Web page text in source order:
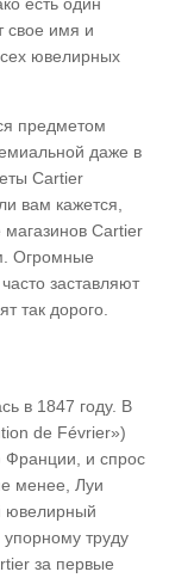
свое имя и
ювелирных
предметом
даже в
Cartier
вам кажется,
Cartier
Огромные
заставляют
так дорого.
в 1847 году. В
de Février»)
Франции, и спрос
менее, Луи
ювелирный
труду
за первые